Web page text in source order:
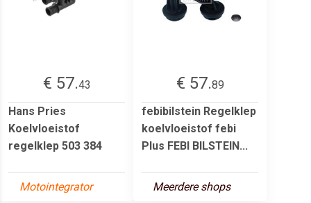
€ 57.43
Hans Pries
Koelvloeistof
regelklep 503 384
Motointegrator
€ 57.89
febibilstein Regelklep
koelvloeistof febi
Plus FEBI BILSTEIN...
Meerdere shops